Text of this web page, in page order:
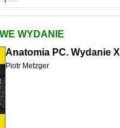
WYDANIE
Anatomia PC. Wydanie XI
Piotr Metzger